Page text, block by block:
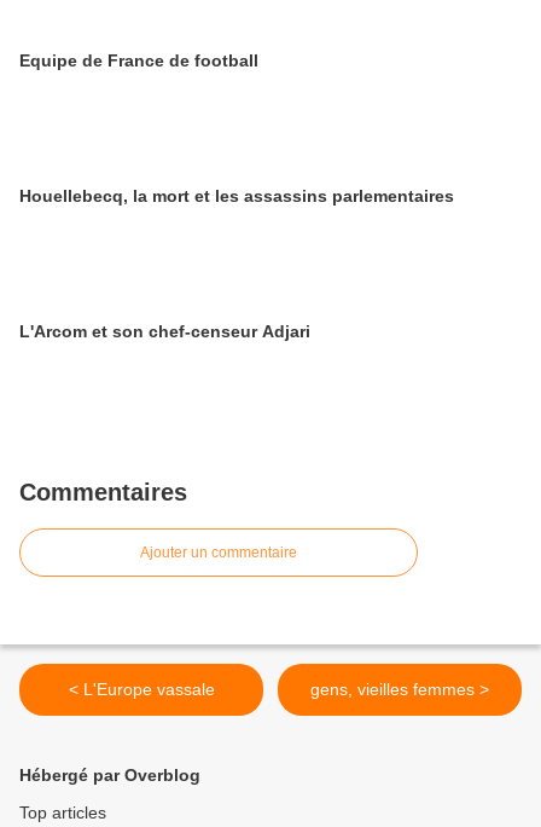
Equipe de France de football
Houellebecq, la mort et les assassins parlementaires
L'Arcom et son chef-censeur Adjari
Commentaires
Ajouter un commentaire
< L'Europe vassale gens, vieilles femmes >
Hébergé par Overblog
Top articles